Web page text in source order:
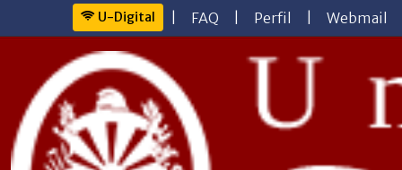
U-Digital FAQ Perfil Webmail